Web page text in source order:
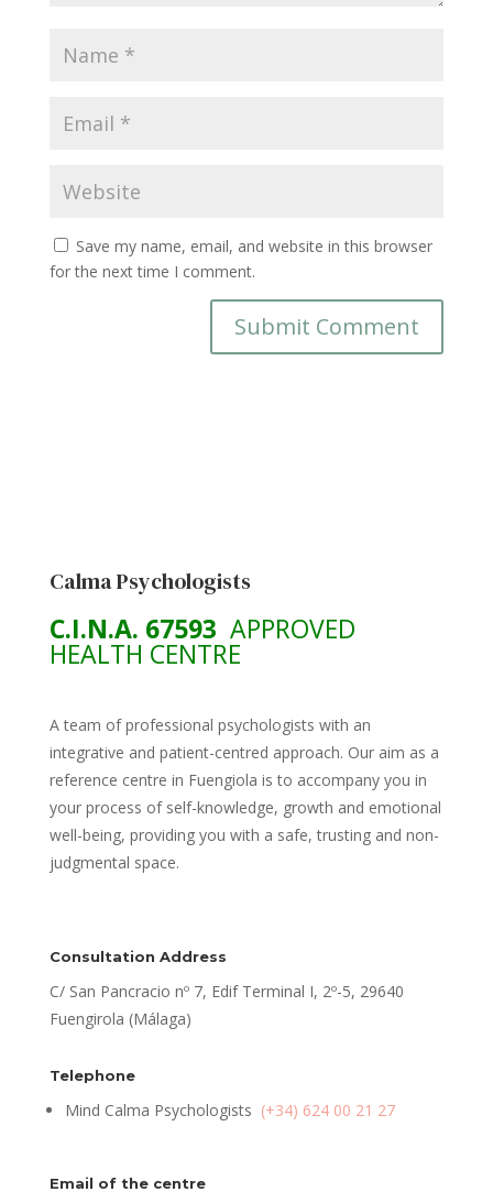
Save my name, email, and website in this browser
for the next time I comment.
Calma Psychologists
C.I.N.A. 67593 APPROVED
HEALTH CENTRE
A team of professional psychologists with an
integrative and patient-centred approach. Our aim as a
reference centre in Fuengiola is to accompany you in
your process of self-knowledge, growth and emotional
well-being, providing you with a safe, trusting and non-
judgmental space.
Consultation Address
C/ San Pancracio nº 7, Edif Terminal I, 2º-5, 29640
Fuengirola (Málaga)
Telephone
Mind Calma Psychologists (+34) 624 00 21 27
Email of the centre